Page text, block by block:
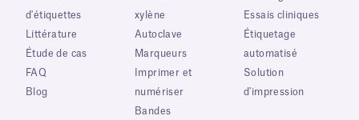
d'étiquettes
Littérature
Étude de cas
FAQ
Blog
xylène
Autoclave
Marqueurs
Imprimer et
numériser
Bandes
Essais cliniques
Étiquetage
automatisé
Solution
d'impression